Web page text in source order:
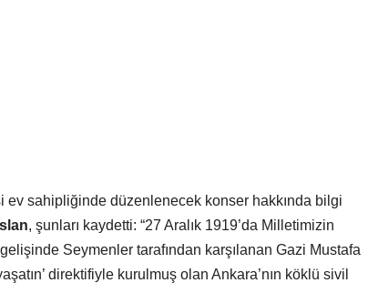
ev sahipliğinde düzenlenecek konser hakkında bilgi
, şunları kaydetti: “27 Aralık 1919’da Milletimizin
Seymenler tarafından karşılanan Gazi Mustafa
direktifiyle kurulmuş olan Ankara’nın köklü sivil